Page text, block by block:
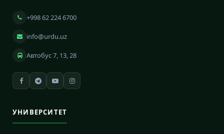
+998 62 224 6700
info@urdu.uz
Автобус 7, 13, 28
УНИВЕРСИТЕТ